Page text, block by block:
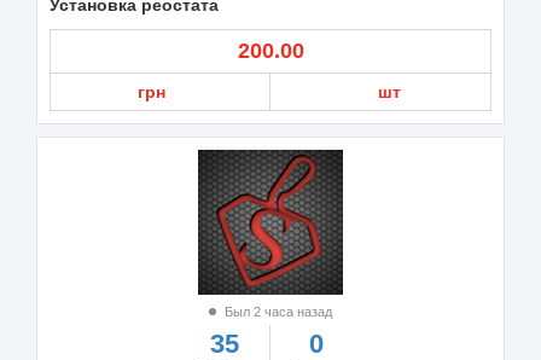
Установка реостата
200.00
грн шт
Был 2 часа назад
35 0